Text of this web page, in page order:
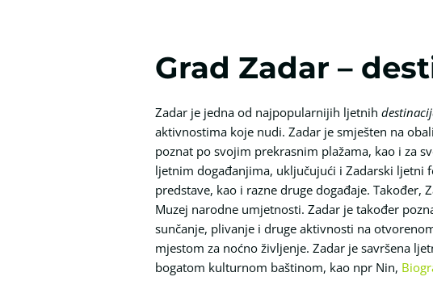
Grad Zadar –
Zadar je jedna od najpopularnijih ljetnih
aktivnostima koje nudi. Zadar je smješten na
poznat po svojim prekrasnim plažama, kao i za
ljetnim događanjima, uključujući i Zadarski ljetni
predstave, kao i razne druge događaje.
Muzej narodne umjetnosti. Zadar je također
sunčanje, plivanje i druge aktivnosti na
mjestom za noćno življenje. Zadar je savršena
bogatom kulturnom baštinom, kao npr Nin,